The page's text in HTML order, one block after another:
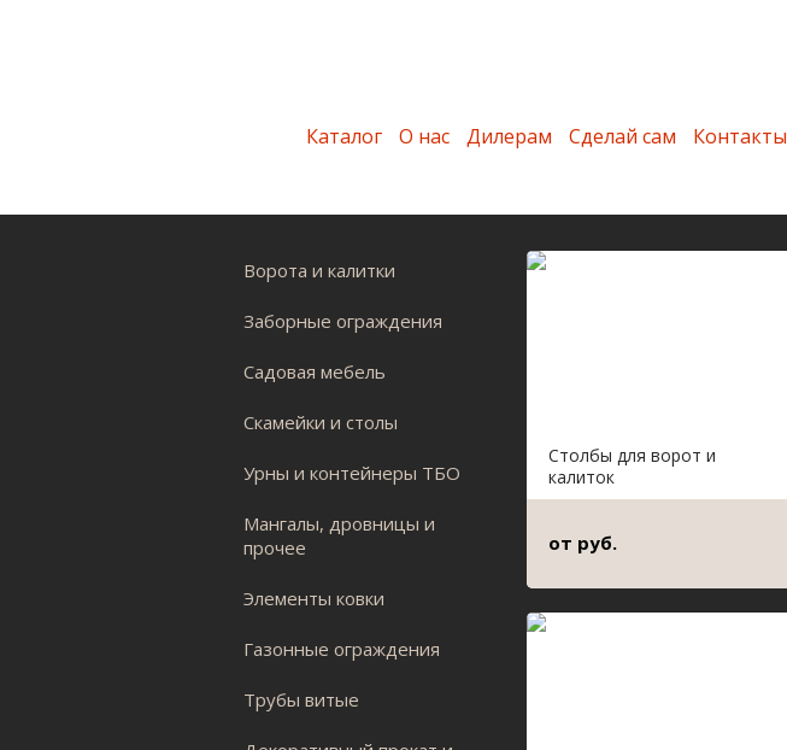
Каталог О нас Дилерам Сделай сам Контакты
Ворота и калитки
Заборные ограждения
Садовая мебель
Скамейки и столы
Урны и контейнеры ТБО
Мангалы, дровницы и
прочее
Элементы ковки
Газонные ограждения
Трубы витые
Столбы для ворот и
калиток
от руб.